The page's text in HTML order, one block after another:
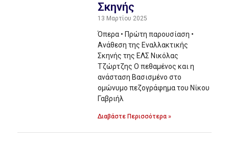
Σκηνής
13 Μαρτίου 2025
Όπερα • Πρώτη παρουσίαση •
Ανάθεση της Εναλλακτικής
Σκηνής της ΕΛΣ Νικόλας
Τζώρτζης Ο πεθαμένος και η
ανάσταση Βασισμένο στο
ομώνυμο πεζογράφημα του Νίκου
Γαβριήλ
Διαβάστε Περισσότερα »